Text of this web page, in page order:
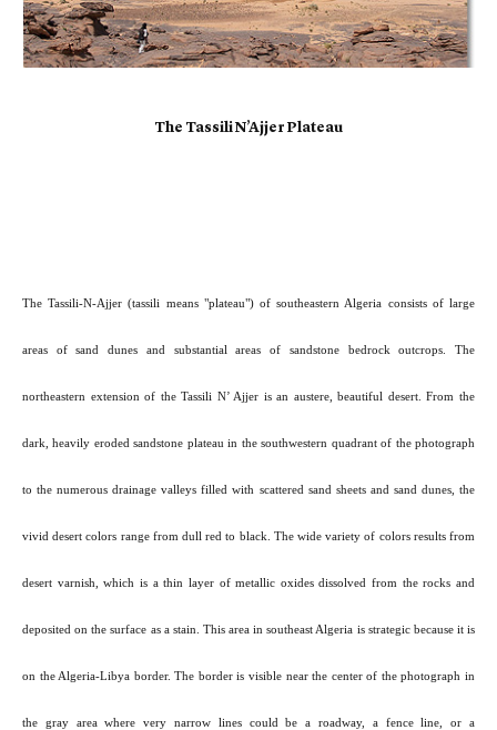
The Tassili N’Ajjer Plateau
The Tassili-N-Ajjer (tassili means "plateau") of southeastern Algeria consists of large
areas of sand dunes and substantial areas of sandstone bedrock outcrops. The
northeastern extension of the Tassili N’ Ajjer is an austere, beautiful desert. From the
dark, heavily eroded sandstone plateau in the southwestern quadrant of the photograph
to the numerous drainage valleys filled with scattered sand sheets and sand dunes, the
vivid desert colors range from dull red to black. The wide variety of colors results from
desert varnish, which is a thin layer of metallic oxides dissolved from the rocks and
deposited on the surface as a stain. This area in southeast Algeria is strategic because it is
on the Algeria-Libya border. The border is visible near the center of the photograph in
the gray area where very narrow lines could be a roadway, a fence line, or a